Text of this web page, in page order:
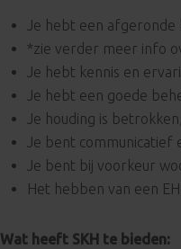
Je hebt een afgeronde
*zie verder meer info
Je hebt kennis en
Je hebt een goede
Je houding is
Je bent communicatief
Je bent bij voorkeur
Het hebben van een
Wat heeft SKH te bieden: